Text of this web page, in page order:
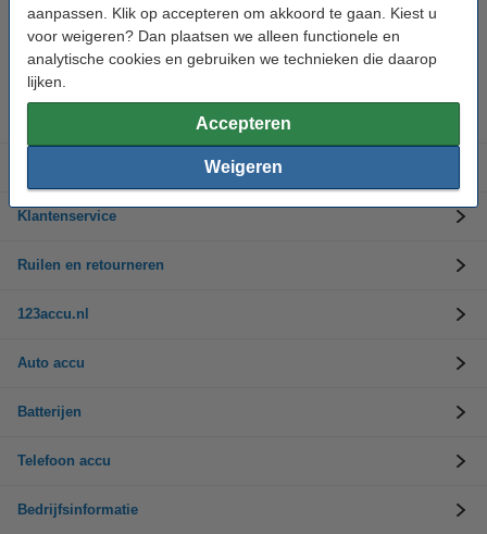
aanpassen. Klik op accepteren om akkoord te gaan. Kiest u
voor weigeren? Dan plaatsen we alleen functionele en
analytische cookies en gebruiken we technieken die daarop
lijken.
Accepteren
Weigeren
Hulp nodig? Bel ons op 0294-787125
Op werkdagen van 9.00 tot 17.30 uur
Klantenservice
Ruilen en retourneren
123accu.nl
Auto accu
Batterijen
Telefoon accu
Bedrijfsinformatie